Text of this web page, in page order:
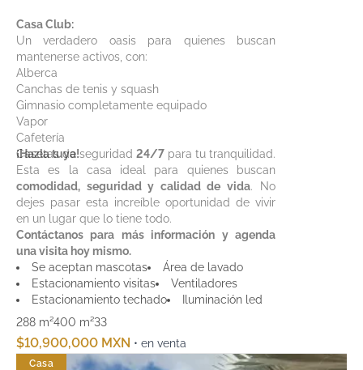
Casa Club:
Un verdadero oasis para quienes buscan
mantenerse activos, con:
Alberca
Canchas de tenis y squash
Gimnasio completamente equipado
Vapor
Cafetería
Casetas de seguridad 24/7 para tu tranquilidad.
¡Hazla tuya!
Esta es la casa ideal para quienes buscan
comodidad, seguridad y calidad de vida. No
dejes pasar esta increíble oportunidad de vivir
en un lugar que lo tiene todo.
Contáctanos para más información y agenda
una visita hoy mismo.
Se aceptan mascotas
Área de lavado
Estacionamiento visitas
Ventiladores
Estacionamiento techado
Iluminación led
288 m²400 m²33
$10,900,000 MXN • en venta
Casa